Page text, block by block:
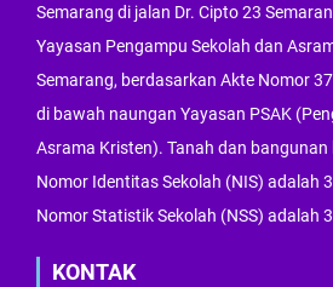
Semarang di jalan Dr. Cipto 23
Yayasan Pengampu Sekolah dan
Semarang, berdasarkan Akte Nomor
di bawah naungan Yayasan PSAK
Asrama Kristen). Tanah dan
Nomor Identitas Sekolah (NIS) adalah
Nomor Statistik Sekolah (NSS) adalah
KONTAK